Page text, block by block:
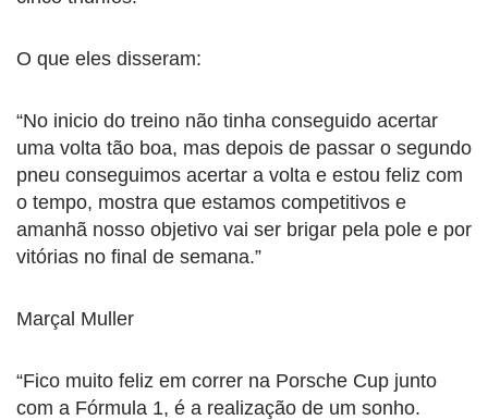
O que eles disseram:
“No inicio do treino não tinha conseguido acertar
uma volta tão boa, mas depois de passar o segundo
pneu conseguimos acertar a volta e estou feliz com
o tempo, mostra que estamos competitivos e
amanhã nosso objetivo vai ser brigar pela pole e por
vitórias no final de semana.”
Marçal Muller
“Fico muito feliz em correr na Porsche Cup junto
com a Fórmula 1, é a realização de um sonho.